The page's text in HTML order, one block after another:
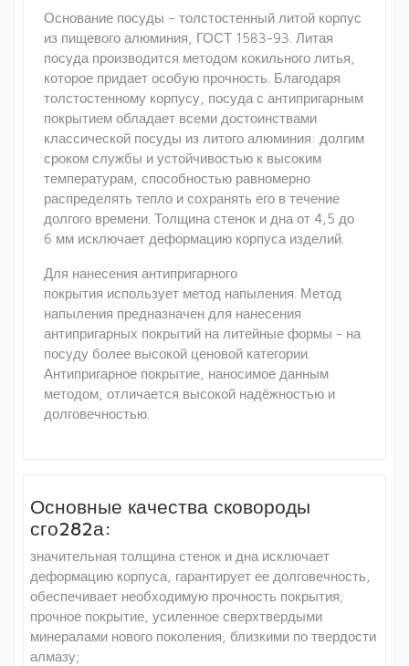
Основание посуды – толстостенный литой корпус
из пищевого алюминия, ГОСТ 1583-93. Литая
посуда производится методом кокильного литья,
которое придает особую прочность. Благодаря
толстостенному корпусу, посуда с антипригарным
покрытием обладает всеми достоинствами
классической посуды из литого алюминия: долгим
сроком службы и устойчивостью к высоким
температурам, способностью равномерно
распределять тепло и сохранять его в течение
долгого времени. Толщина стенок и дна от 4,5 до
6 мм исключает деформацию корпуса изделий.
Для нанесения антипригарного
покрытия использует метод напыления. Метод
напыления предназначен для нанесения
антипригарных покрытий на литейные формы - на
посуду более высокой ценовой категории.
Антипригарное покрытие, наносимое данным
методом, отличается высокой надёжностью и
долговечностью.
Основные качества сковороды
сго282а:
значительная толщина стенок и дна исключает
деформацию корпуса, гарантирует ее долговечность,
обеспечивает необходимую прочность покрытия;
прочное покрытие, усиленное сверхтвердыми
минералами нового поколения, близкими по твердости
алмазу;